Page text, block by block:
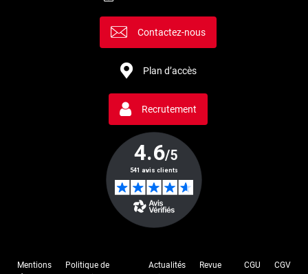
Contactez-nous
Plan d’accès
Recrutement
Mentions
Politique de
Actualités
Revue
CGU CGV